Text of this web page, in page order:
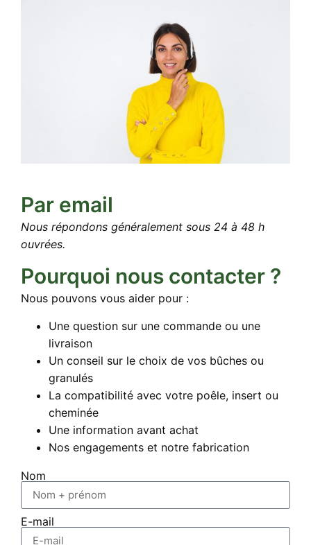
Par email
Nous répondons généralement sous 24 à 48 h
ouvrées.
Pourquoi nous contacter ?
Nous pouvons vous aider pour :
Une question sur une commande ou une
livraison
Un conseil sur le choix de vos bûches ou
granulés
La compatibilité avec votre poêle, insert ou
cheminée
Une information avant achat
Nos engagements et notre fabrication
Nom
E-mail